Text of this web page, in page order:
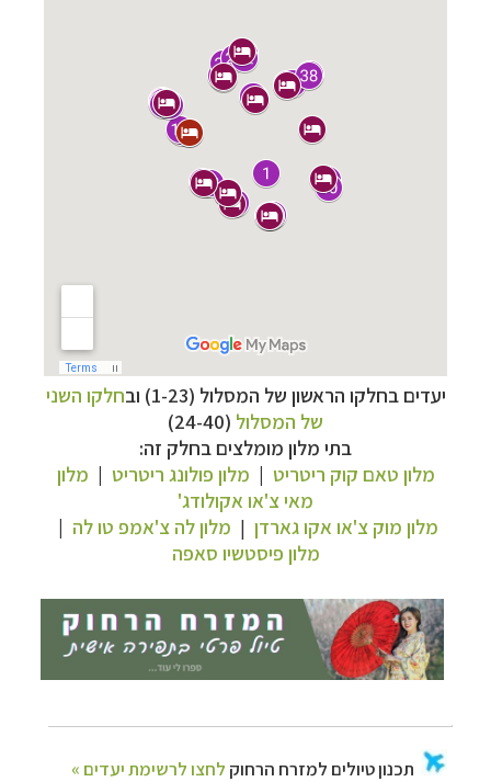
יעדים בחלקו הראשון של המסלול (1-23) וב
חלקו השני
של המסלול (24-40)
בתי מלון מומלצים בחלק זה:
מלון טאם קוק ריטריט | מלון פולונג ריטריט | מלון
מאי צ'או אקולודג'
מלון מוק צ'או אקו גארדן | מלון לה צ'אמפ טו לה |
מלון פיסטשיו סאפה
תכנוןטיולים למזרח הרחוקלחצו לרשימת יעדים »
תכנוןטיולים לפולינזיה הצרפתיתלחצו לפרטים »
תכנוןטיולים לאוסטרליה וניו זילנד לחצו לרשימת